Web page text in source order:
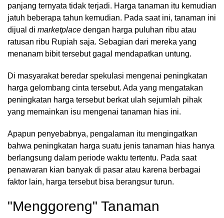
panjang ternyata tidak terjadi. Harga tanaman itu kemudian
jatuh beberapa tahun kemudian. Pada saat ini, tanaman ini
dijual di marketplace dengan harga puluhan ribu atau
ratusan ribu Rupiah saja. Sebagian dari mereka yang
menanam bibit tersebut gagal mendapatkan untung.
Di masyarakat beredar spekulasi mengenai peningkatan
harga gelombang cinta tersebut. Ada yang mengatakan
peningkatan harga tersebut berkat ulah sejumlah pihak
yang memainkan isu mengenai tanaman hias ini.
Apapun penyebabnya, pengalaman itu mengingatkan
bahwa peningkatan harga suatu jenis tanaman hias hanya
berlangsung dalam periode waktu tertentu. Pada saat
penawaran kian banyak di pasar atau karena berbagai
faktor lain, harga tersebut bisa berangsur turun.
"Menggoreng" Tanaman